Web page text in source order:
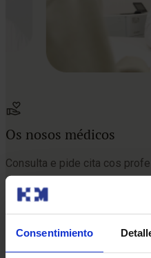
Consentimiento
Os nosos médicos
Consulta e pide cita cos